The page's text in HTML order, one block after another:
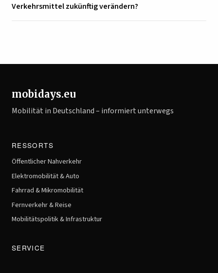
Verkehrsmittel zukünftig verändern?
mobidays.eu
Mobilität in Deutschland – informiert unterwegs
RESSORTS
Öffentlicher Nahverkehr
Elektromobilität & Auto
Fahrrad & Mikromobilität
Fernverkehr & Reise
Mobilitätspolitik & Infrastruktur
SERVICE